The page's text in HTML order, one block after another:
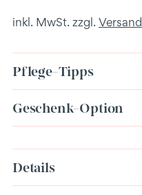
inkl. MwSt. zzgl. Versand
Pflege-Tipps
Geschenk-Option
in
den
Details